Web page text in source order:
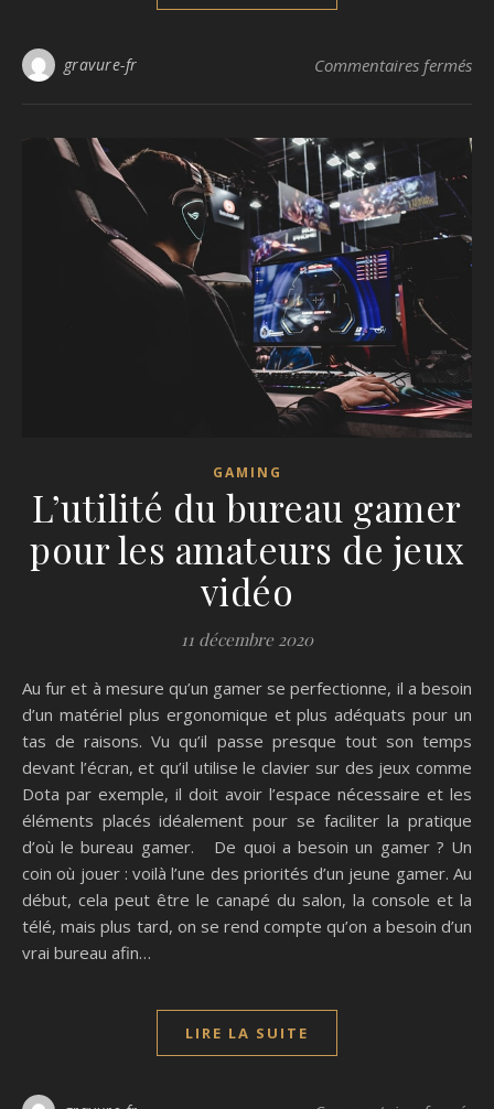
gravure-fr Commentaires fermés
GAMING
L’utilité du bureau gamer
pour les amateurs de jeux
vidéo
11 décembre 2020
Au fur et à mesure qu’un gamer se perfectionne, il a besoin
d’un matériel plus ergonomique et plus adéquats pour un
tas de raisons. Vu qu’il passe presque tout son temps
devant l’écran, et qu’il utilise le clavier sur des jeux comme
Dota par exemple, il doit avoir l’espace nécessaire et les
éléments placés idéalement pour se faciliter la pratique
d’où le bureau gamer. De quoi a besoin un gamer ? Un
coin où jouer : voilà l’une des priorités d’un jeune gamer. Au
début, cela peut être le canapé du salon, la console et la
télé, mais plus tard, on se rend compte qu’on a besoin d’un
vrai bureau afin…
LIRE LA SUITE